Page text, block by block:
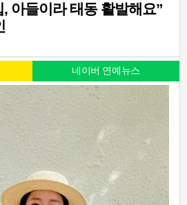
아들이라 태동 활발해요”
네이버 연예뉴스